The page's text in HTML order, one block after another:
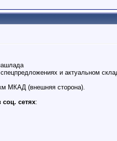
и актуальном
МКАД (внешняя сторона).
соц. сетях: